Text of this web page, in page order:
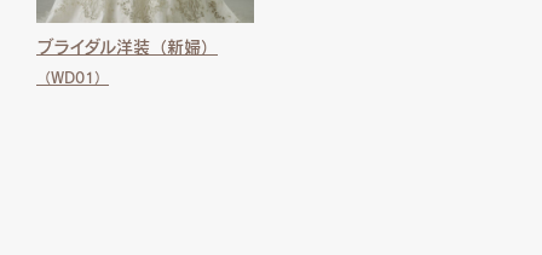
ブライダル洋装（新婦）
（WD01）